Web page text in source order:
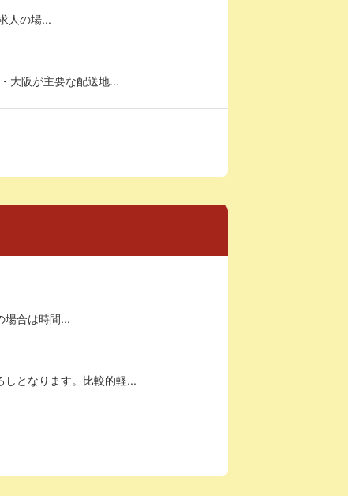
人の場...
大阪が主要な配送地...
場合は時間...
しとなります。比較的軽...